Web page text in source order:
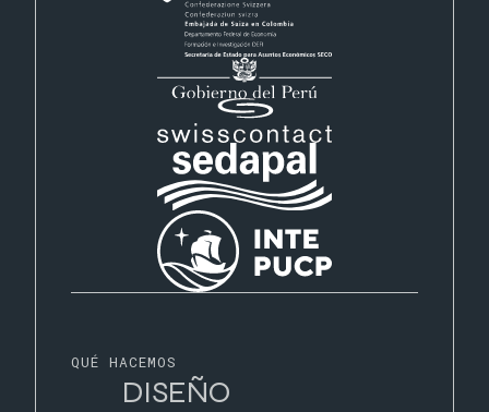
QUÉ HACEMOS
DISEÑO